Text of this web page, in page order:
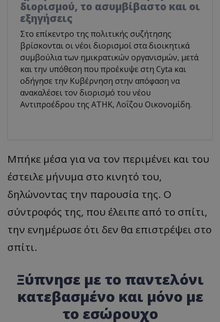
διορισμού, το ασυμβίβαστο και οι
εξηγήσεις
Στο επίκεντρο της πολιτικής συζήτησης
βρίσκονται οι νέοι διορισμοί στα διοικητικά
συμβούλια των ημικρατικών οργανισμών, μετά
και την υπόθεση που προέκυψε στη Cyta και
οδήγησε την Κυβέρνηση στην απόφαση να
ανακαλέσει τον διορισμό του νέου
Αντιπροέδρου της ΑΤΗΚ, Λοΐζου Οικονομίδη.
Μπήκε μέσα για να τον περιμένει και του
έστειλε μήνυμα στο κινητό του,
δηλώνοντας την παρουσία της. Ο
σύντροφός της, που έλειπε από το σπίτι,
την ενημέρωσε ότι δεν θα επιστρέψει στο
σπίτι.
Ξύπνησε με το παντελόνι
κατεβασμένο και μόνο με
το εσώρουχο